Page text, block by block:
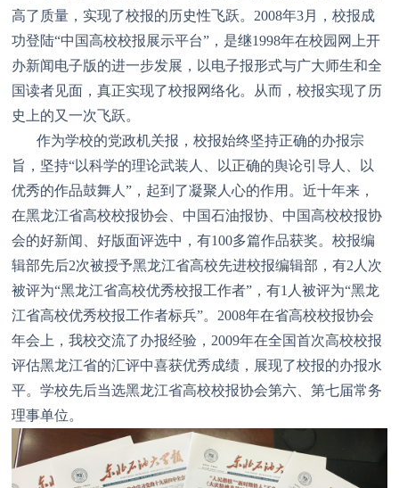
高了质量，实现了校报的历史性飞跃。2008年3月，校报成
功登陆“中国高校校报展示平台”，是继1998年在校园网上开
办新闻电子版的进一步发展，以电子报形式与广大师生和全
国读者见面，真正实现了校报网络化。从而，校报实现了历
史上的又一次飞跃。
作为学校的党政机关报，校报始终坚持正确的办报宗
旨，坚持“以科学的理论武装人、以正确的舆论引导人、以
优秀的作品鼓舞人”，起到了凝聚人心的作用。近十年来，
在黑龙江省高校校报协会、中国石油报协、中国高校校报协
会的好新闻、好版面评选中，有100多篇作品获奖。校报编
辑部先后2次被授予黑龙江省高校先进校报编辑部，有2人次
被评为“黑龙江省高校优秀校报工作者”，有1人被评为“黑龙
江省高校优秀校报工作者标兵”。2008年在省高校校报协会
年会上，我校交流了办报经验，2009年在全国首次高校校报
评估黑龙江省的汇评中喜获优秀成绩，展现了校报的办报水
平。学校先后当选黑龙江省高校校报协会第六、第七届常务
理事单位。